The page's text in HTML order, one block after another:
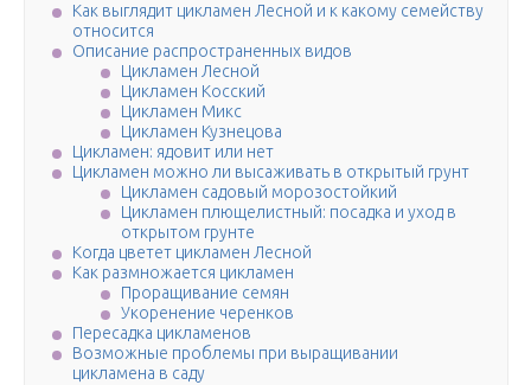
Как выглядит цикламен Лесной и к какому семейству
относится
Описание распространенных видов
Цикламен Лесной
Цикламен Косский
Цикламен Микс
Цикламен Кузнецова
Цикламен: ядовит или нет
Цикламен можно ли высаживать в открытый грунт
Цикламен садовый морозостойкий
Цикламен плющелистный: посадка и уход в
открытом грунте
Когда цветет цикламен Лесной
Как размножается цикламен
Проращивание семян
Укоренение черенков
Пересадка цикламенов
Возможные проблемы при выращивании
цикламена в саду